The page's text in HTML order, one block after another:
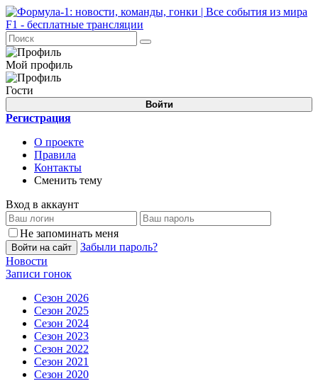
Мой профиль
Гости
Войти
Регистрация
О проекте
Правила
Контакты
Сменить тему
Вход в аккаунт
Не запоминать меня
Войти на сайт
Забыли пароль?
Новости
Записи гонок
Сезон 2026
Сезон 2025
Сезон 2024
Сезон 2023
Сезон 2022
Сезон 2021
Сезон 2020